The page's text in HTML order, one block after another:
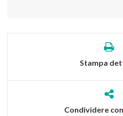
Stampa
Condividere